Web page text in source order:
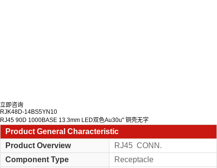
立即咨询
RJK48D-14BS5YN10
RJ45 90D 1000BASE 13.3mm LED双色Au30u" 铜壳无字
Product General Characteristic
Product Overview
RJ45 CONN.
Component Type
Receptacle